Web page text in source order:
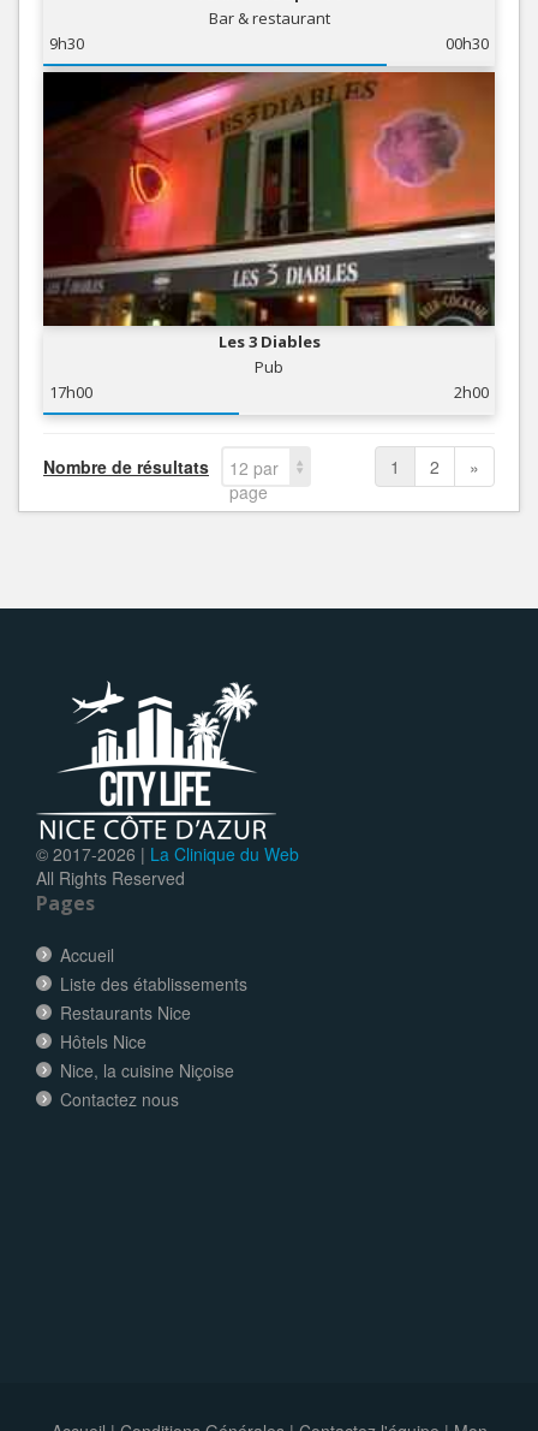
Bar & restaurant
9h30
00h30
Les 3 Diables
Pub
17h00
2h00
Nombre de résultats
12 par
page
1 2 »
© 2017-2026 | La Clinique du Web
All Rights Reserved
Pages
Accueil
Liste des établissements
Restaurants Nice
Hôtels Nice
Nice, la cuisine Niçoise
Contactez nous